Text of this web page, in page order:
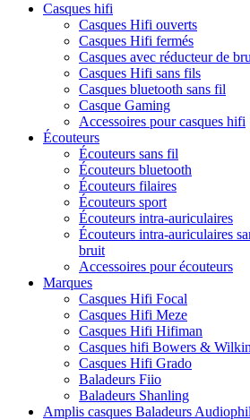
Casques hifi
Casques Hifi ouverts
Casques Hifi fermés
Casques avec réducteur de
Casques Hifi sans fils
Casques bluetooth sans fil
Casque Gaming
Accessoires pour casques hifi
Écouteurs
Écouteurs sans fil
Écouteurs bluetooth
Écouteurs filaires
Écouteurs sport
Écouteurs intra-auriculaires
Écouteurs intra-auriculaires
bruit
Accessoires pour écouteurs
Marques
Casques Hifi Focal
Casques Hifi Meze
Casques Hifi Hifiman
Casques hifi Bowers &
Casques Hifi Grado
Baladeurs Fiio
Baladeurs Shanling
Amplis casques Baladeurs